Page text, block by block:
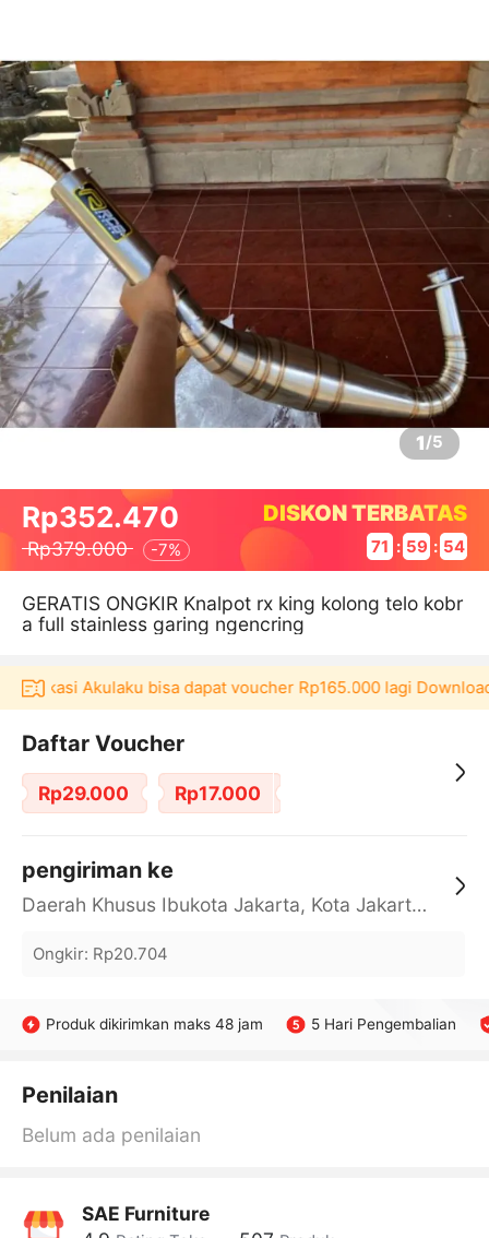
1/5
Rp352.470
Rp379.000 -7%
DISKON TERBATAS
71 : 59 : 54
GERATIS ONGKIR Knalpot rx king kolong telo kobr
a full stainless garing ngencring
Akulaku bisa dapat voucher Rp165.000 lagi Download &
Daftar Voucher
Rp29.000 Rp17.000
pengiriman ke
Daerah Khusus Ibukota Jakarta, Kota Jakarta Barat, Cengkareng, yy
Ongkir: Rp20.704
Produk dikirimkan maks 48 jam 5 Hari Pengembalian
Penilaian
Belum ada penilaian
SAE Furniture